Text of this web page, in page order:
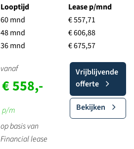
Looptijd
60 mnd
48 mnd
36 mnd
Lease p/mnd
€ 557,71
€ 606,88
€ 675,57
vanaf
€ 558,-
p/m
op basis van
Financial lease
Vrijblijvende
offerte
Bekijken